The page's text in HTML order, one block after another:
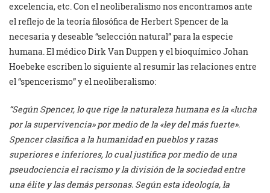
excelencia, etc. Con el neoliberalismo nos encontramos ante
el reflejo de la teoría filosófica de Herbert Spencer de la
necesaria y deseable “selección natural” para la especie
humana. El médico Dirk Van Duppen y el bioquímico Johan
Hoebeke escriben lo siguiente al resumir las relaciones entre
el “spencerismo” y el neoliberalismo:
“Según Spencer,lo que rige la naturaleza humana es la «lucha
por la supervivencia»por medio de la «ley del más fuerte».
Spencer clasifica a la humanidad en pueblos y razas
superiores e inferiores,locualjustifica por medio de una
pseudociencia el racismo y la división de la sociedad entre
una élite y las demás personas. Según esta ideología, la